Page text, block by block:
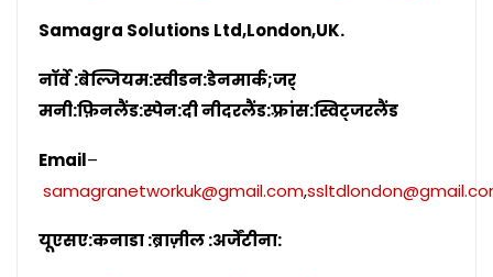
Samagra Solutions Ltd,London,UK.
नॉर्वे :बेल्जियम:स्वीडन:डेनमार्क;जर्
मनी:फ़िनलैंड:स्पेन:दी नीदरलैंड:फ़्रांस:स्विट्जरलैंड
Email–
samagranetworkuk@gmail.com,
यूएसए:कनाडा :ब्राज़ील :अर्जेंटीना: